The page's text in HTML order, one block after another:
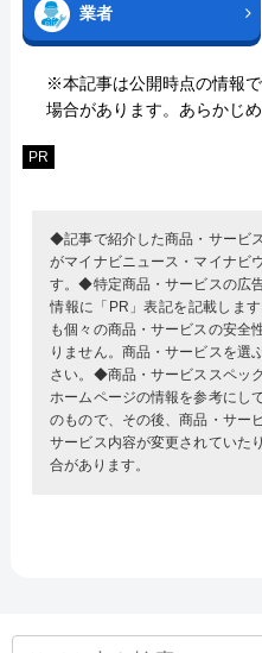
業者
※本記事は公開時点の情報
場合があります。あらかじ
PR
◆記事で紹介した商品・サービ
がマイナビニュース・マイナビ
す。◆特定商品・サービスの広
情報に「PR」表記を記載しま
も個々の商品・サービスの安全
りません。商品・サービスを選
さい。◆商品・サービススペッ
ホームページの情報を参考にし
のもので、その後、商品・サー
サービス内容が変更されていた
合があります。